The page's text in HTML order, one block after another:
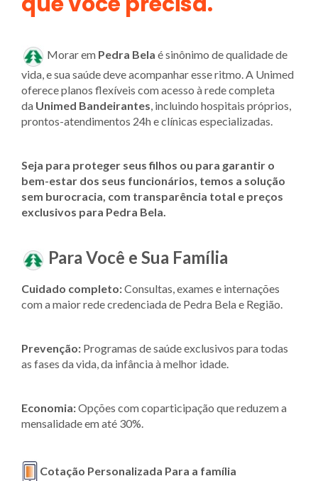
Morar em Pedra Bela é sinônimo de qualidade de
vida, e sua saúde deve acompanhar esse ritmo. A Unimed
oferece planos flexíveis com acesso à rede completa
da Unimed Bandeirantes , incluindo hospitais próprios,
prontos-atendimentos 24h e clínicas especializadas.
Seja para proteger seus filhos ou para garantir o
bem-estar dos seus funcionários, temos a solução
sem burocracia, com transparência total e preços
exclusivos para Pedra Bela.
Para Você e Sua Família
Cuidado completo:Consultas, exames e internações
com a maior rede credenciada de Pedra Bela e Região.
Prevenção: Programas de saúde exclusivos para todas
as fases da vida, da infância à melhor idade.
Economia:Opções com coparticipação que reduzem a
mensalidade em até 30%.
Cotação Personalizada Para a família